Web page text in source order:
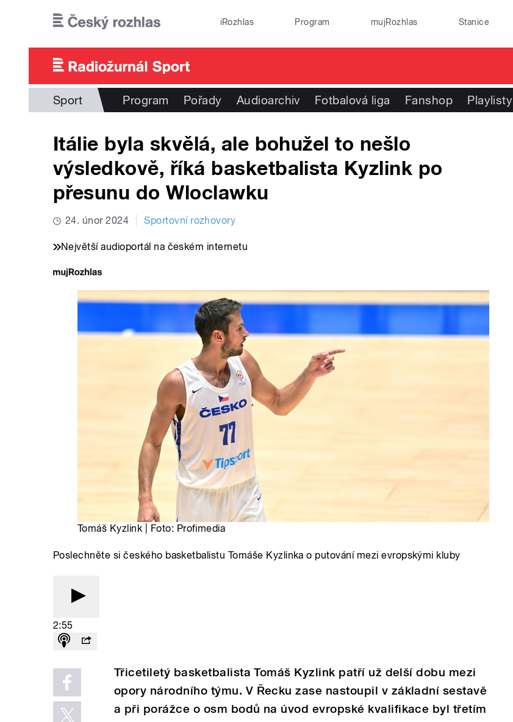
iRozhlas Program mujRozhlas Stanice
Sport Program Pořady Audioarchiv Fotbalová liga Fanshop Playlisty
Itálie byla skvělá, ale bohužel to nešlo
výsledkově, říká basketbalista Kyzlink po
přesunu do Wloclawku
24. únor 2024 Sportovní rozhovory
Největší audioportál na českém internetu
Tomáš Kyzlink | Foto: Profimedia
Poslechněte si českého basketbalistu Tomáše Kyzlinka o putování mezi evropskými kluby
2:55
Třicetiletý basketbalista Tomáš Kyzlink patří už delší dobu mezi
opory národního týmu. V Řecku zase nastoupil v základní sestavě
a při porážce o osm bodů na úvod evropské kvalifikace byl třetím